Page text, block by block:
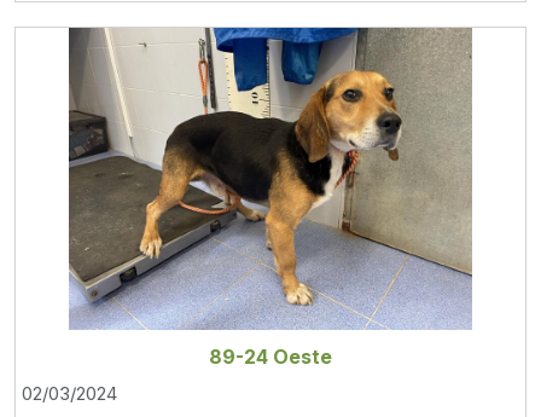
89-24 Oeste
02/03/2024